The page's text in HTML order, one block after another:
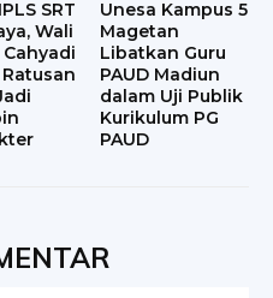
SRT
Wali
Unesa Kampus 5
Magetan
Libatkan Guru
PAUD Madiun
dalam Uji Publik
Kurikulum PG
PAUD